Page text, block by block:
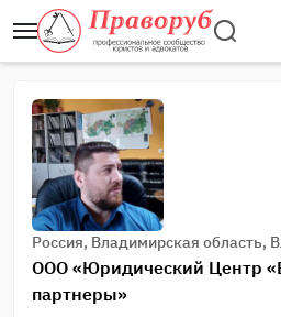
Россия, Владимирская область,
ООО «Юридический Центр
партнеры»